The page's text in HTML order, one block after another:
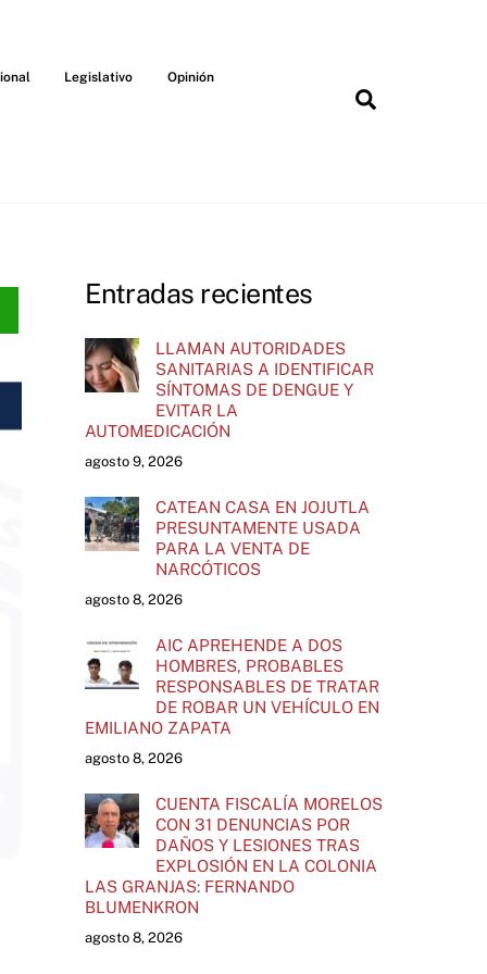
Legislativo Opinión
Entradas recientes
LLAMAN AUTORIDADES
SANITARIAS A IDENTIFICAR
SÍNTOMAS DE DENGUE Y
EVITAR LA
AUTOMEDICACIÓN
agosto 9, 2026
CATEAN CASA EN JOJUTLA
PRESUNTAMENTE USADA
PARA LA VENTA DE
NARCÓTICOS
agosto 8, 2026
AIC APREHENDE A DOS
HOMBRES, PROBABLES
RESPONSABLES DE TRATAR
DE ROBAR UN VEHÍCULO EN
EMILIANO ZAPATA
agosto 8, 2026
CUENTA FISCALÍA MORELOS
CON 31 DENUNCIAS POR
DAÑOS Y LESIONES TRAS
EXPLOSIÓN EN LA COLONIA
LAS GRANJAS: FERNANDO
BLUMENKRON
agosto 8, 2026